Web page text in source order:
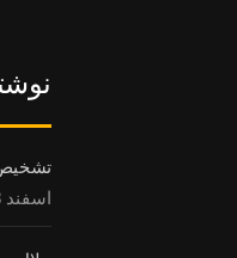
اسفند 18, 1404